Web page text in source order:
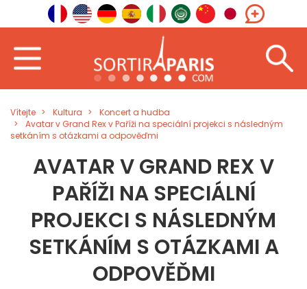
Vítejte Kultura
Koncert a hudba
Avatar v Grand Rex v Paříži na speciální projekci s následným
setkáním s otázkami a odpověďmi
AVATAR V GRAND REX V
PAŘÍŽI NA SPECIÁLNÍ
PROJEKCI S NÁSLEDNÝM
SETKÁNÍM S OTÁZKAMI A
ODPOVĚĎMI